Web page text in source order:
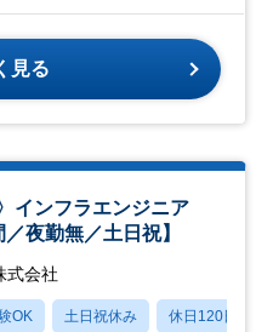
見る
インフラエンジニア
夜勤無／土日祝】
式会社
OK 土日祝休み 休日120日以上